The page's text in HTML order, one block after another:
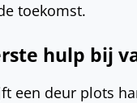
toekomst.
hulp bij
een deur plots